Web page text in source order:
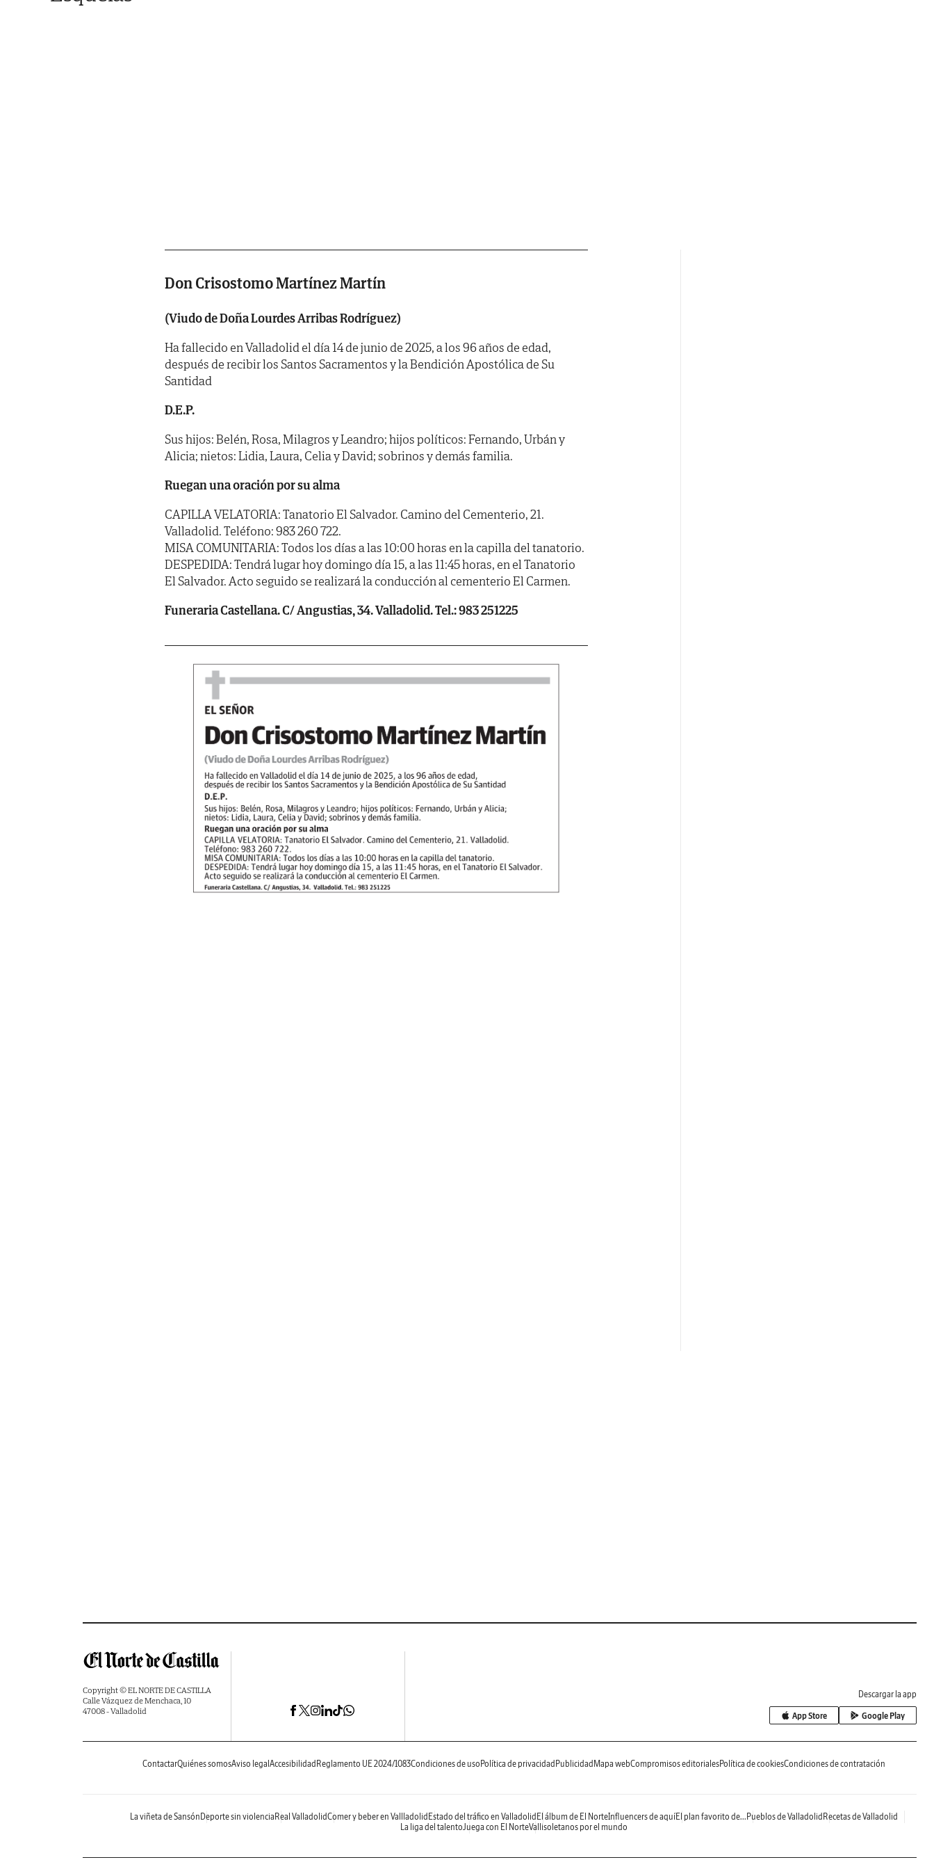
Don Crisostomo Martínez Martín
(Viudo de Doña Lourdes Arribas Rodríguez)
Ha fallecido en Valladolid el día 14 de junio de 2025, a los 96 años de edad,
después de recibir los Santos Sacramentos y la Bendición Apostólica de Su
Santidad
D.E.P.
Sus hijos: Belén, Rosa, Milagros y Leandro; hijos políticos: Fernando, Urbán y
Alicia; nietos: Lidia, Laura, Celia y David; sobrinos y demás familia.
Ruegan una oración por su alma
CAPILLA VELATORIA: Tanatorio El Salvador. Camino del Cementerio, 21.
Valladolid. Teléfono: 983 260 722.
MISA COMUNITARIA: Todos los días a las 10:00 horas en la capilla del tanatorio.
DESPEDIDA: Tendrá lugar hoy domingo día 15, a las 11:45 horas, en el Tanatorio
El Salvador. Acto seguido se realizará la conducción al cementerio El Carmen.
Funeraria Castellana. C/ Angustias, 34. Valladolid. Tel.: 983 251225
Copyright © EL NORTE DE CASTILLA
Calle Vázquez de Menchaca, 10
47008 - Valladolid
Descargar la app
App Store Google Play
ContactarQuiénes somosAviso legal Accesibilidad Reglamento UE 2024/1083Condiciones de uso Política de privacidad Publicidad Mapa webCompromisos editorialesPolítica de cookiesCondiciones de contratación
La viñeta de Sansón Deporte sin violencia Real ValladolidComer y beber en Vallladolid Estado del tráfico en Valladolid El álbum de El NorteInfluencers de aquíEl plan favorito de... Pueblos de Valladolid Recetas de Valladolid
La liga del talentoJuega con El NorteVallisoletanos por el mundo